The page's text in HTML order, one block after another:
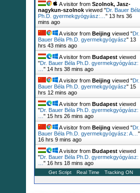
A visitor from Szolnok, Jasz-
nagykun-szolnok viewed "Dr. Bauer
Ph.D. gyermekgyógyász:… " 13 hrs 36
mins ago
A visitor from Beijing viewed "Dr.
Bauer Béla Ph.D. gyermekgyógyász" 13
hrs 43 mins ago
A visitor from Budapest viewed
"Dr. Bauer Béla Ph.D. gyermekgyógyász:
" 14 hrs 38 mins ago
A visitor from Beijing viewed "Dr.
Bauer Béla Ph.D. gyermekgyógyász" 15
hrs 12 mins ago
A visitor from Budapest viewed
"Dr. Bauer Béla Ph.D. gyermekgyógyász:
" 15 hrs 26 mins ago
A visitor from Beijing viewed "Dr.
Bauer Béla Ph.D. gyermekgyógyász: A… "
16 hrs 9 mins ago
A visitor from Budapest viewed
"Dr. Bauer Béla Ph.D. gyermekgyógyász:
" 16 hrs 18 mins ago
Get Script Real Time Tracking ON